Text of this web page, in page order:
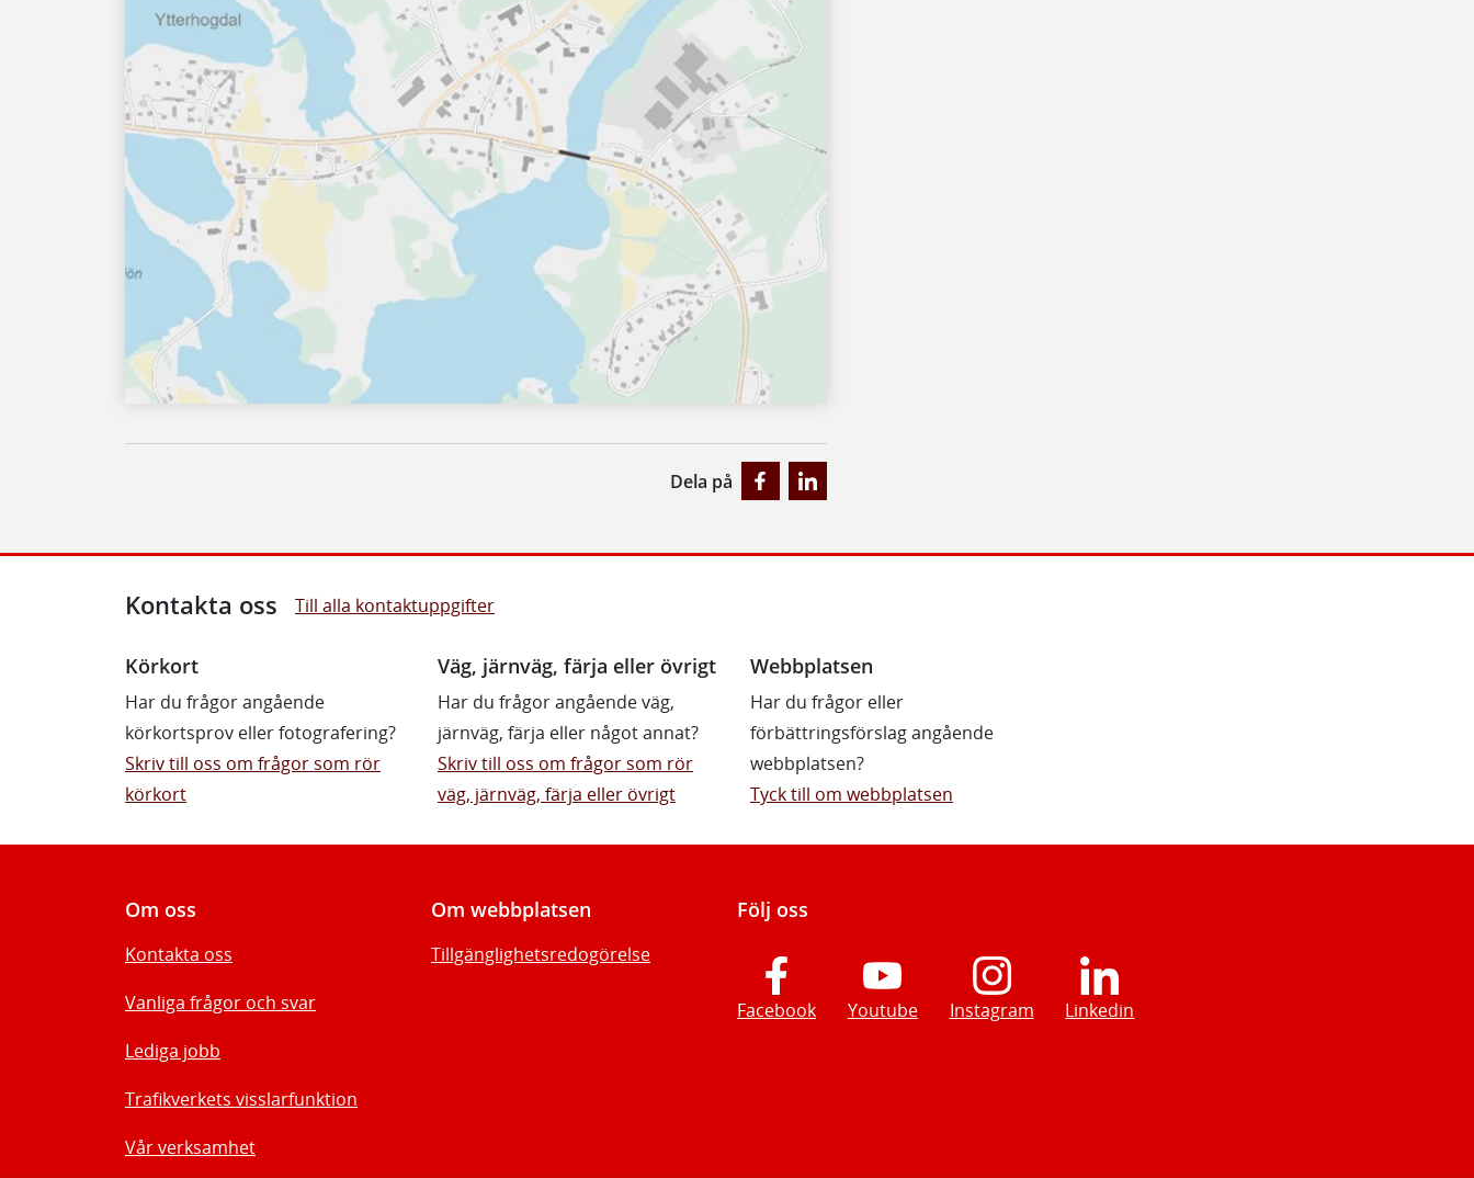
Dela på
Kontakta oss Till alla kontaktuppgifter
Körkort
Har du frågor angående
körkortsprov eller fotografering?
Skriv till oss om frågor som rör
körkort
Väg, järnväg, färja eller övrigt
Har du frågor angående väg,
järnväg, färja eller något annat?
Skriv till oss om frågor som rör
väg, järnväg, färja eller övrigt
Webbplatsen
Har du frågor eller
förbättringsförslag angående
webbplatsen?
Tyck till om webbplatsen
Om oss
Kontakta oss
Vanliga frågor och svar
Lediga jobb
Trafikverkets visslarfunktion
Vår verksamhet
Om webbplatsen
Tillgänglighetsredogörelse
Följ oss
Facebook Youtube Instagram Linkedin